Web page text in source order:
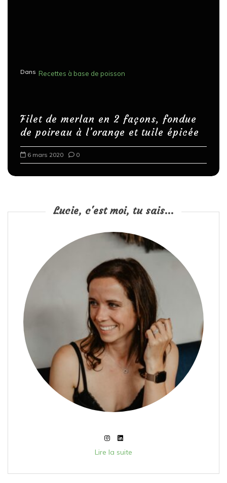
Dans Recettes à base de poisson
Filet de merlan en 2 façons, fondue
de poireau à l’orange et tuile épicée
6 mars 2020 0
Lucie, c'est moi, tu sais...
Lire la suite